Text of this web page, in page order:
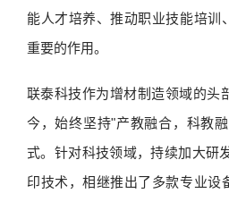
能人才培养、推动职业技能培训
重要的作用。
联泰科技作为增材制造领域的头
今，始终坚持"产教融合，科教
式。针对科技领域，持续加大研
印技术，相继推出了多款专业设